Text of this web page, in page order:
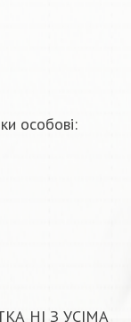
особові:
НІ З УСІМА